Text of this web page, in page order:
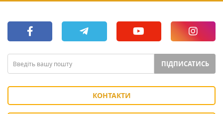
ПІДПИСАТИСЬ
КОНТАКТИ